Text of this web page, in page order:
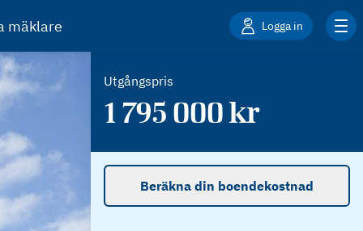
mäklare Logga in
Utgångspris
1 795 000kr
Beräkna din boendekostnad